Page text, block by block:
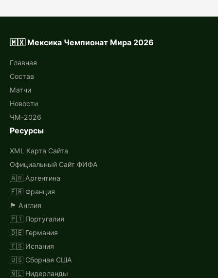
🇲🇽 Мексика Чемпионат Мира 2026
Главная
Состав
Матчи
Новости
ЧМ-2026
Ресурсы
XML Карта Сайта
Официальный Сайт ФИФА
🇦🇷 Аргентина
🇫🇷 Франция
🏴󠁧󠁢󠁥󠁮󠁧󠁿 Англия
🇵🇹 Португалия
🇩🇪 Германия
🇪🇸 Испания
🇺🇸 Сборная США
🇳🇱 Нидерланды